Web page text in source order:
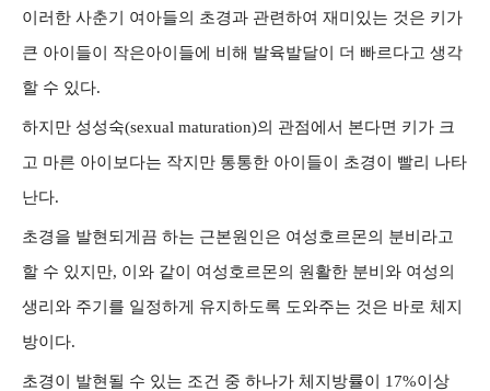
이러한 사춘기 여아들의 초경과 관련하여 재미있는 것은 키가
큰 아이들이 작은아이들에 비해 발육발달이 더 빠르다고 생각
할 수 있다.
하지만 성성숙(sexual maturation)의 관점에서 본다면 키가 크
고 마른 아이보다는 작지만 통통한 아이들이 초경이 빨리 나타
난다.
초경을 발현되게끔 하는 근본원인은 여성호르몬의 분비라고
할 수 있지만, 이와 같이 여성호르몬의 원활한 분비와 여성의
생리와 주기를 일정하게 유지하도록 도와주는 것은 바로 체지
방이다.
초경이 발현될 수 있는 조건 중 하나가 체지방률이 17%이상